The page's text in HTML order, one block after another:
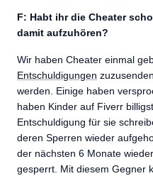
F: Habt ihr die Cheater
damit aufzuhören?
Wir haben Cheater einmal
Entschuldigungen
werden. Einige haben
haben Kinder auf Fiverr
Entschuldigung für sie
deren Sperren wieder
der nächsten 6 Monate
gesperrt. Mit diesem Gegner